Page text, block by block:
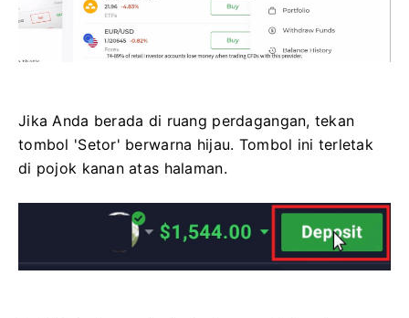
Jika Anda berada di ruang perdagangan, tekan
tombol 'Setor' berwarna hijau. Tombol ini terletak
di pojok kanan atas halaman.